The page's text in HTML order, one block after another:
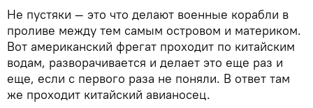
Не пустяки — это что делают военные корабли в
проливе между тем самым островом и материком.
Вот американский фрегат проходит по китайским
водам, разворачивается и делает это еще раз и
еще, если с первого раза не поняли. В ответ там
же проходит китайский авианосец.